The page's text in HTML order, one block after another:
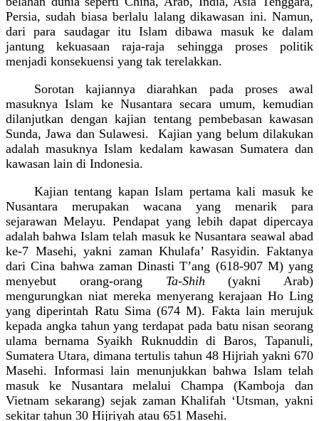
Persia, sudah biasa berlalu lalang dikawasan ini. Namun,
dari para saudagar itu Islam dibawa masuk ke dalam
jantung kekuasaan raja-raja sehingga proses politik
menjadi konsekuensi yang tak terelakkan.
Sorotan kajiannya diarahkan pada proses awal
masuknya Islam ke Nusantara secara umum, kemudian
dilanjutkan dengan kajian tentang pembebasan kawasan
Sunda, Jawa dan Sulawesi.
Kajian yang belum dilakukan
adalah masuknya Islam kedalam kawasan Sumatera dan
kawasan lain di Indonesia.
Kajian tentang kapan Islam pertama kali masuk ke
Nusantara merupakan wacana yang menarik para
sejarawan Melayu. Pendapat yang lebih dapat dipercaya
adalah bahwa Islam telah masuk ke Nusantara seawal abad
ke-7 Masehi, yakni zaman Khulafa’ Rasyidin. Faktanya
dari Cina bahwa zaman Dinasti T’ang (618-907 M) yang
menyebut orang-orang Ta-Shih (yakni Arab)
mengurungkan niat mereka menyerang kerajaan Ho Ling
yang diperintah Ratu Sima (674 M). Fakta lain merujuk
kepada angka tahun yang terdapat pada batu nisan seorang
ulama bernama Syaikh Ruknuddin di Baros, Tapanuli,
Sumatera Utara, dimana tertulis tahun 48 Hijriah yakni 670
Masehi. Informasi lain menunjukkan bahwa Islam telah
masuk ke Nusantara melalui Champa (Kamboja dan
Vietnam sekarang) sejak zaman Khalifah ‘Utsman, yakni
sekitar tahun 30 Hijriyah atau 651 Masehi.